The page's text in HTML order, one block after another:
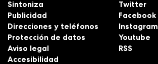
Sintoniza
Publicidad
Direcciones y teléfonos
Protección de datos
Aviso legal
Accesibilidad
Twitter
Facebook
Instagram
Youtube
RSS